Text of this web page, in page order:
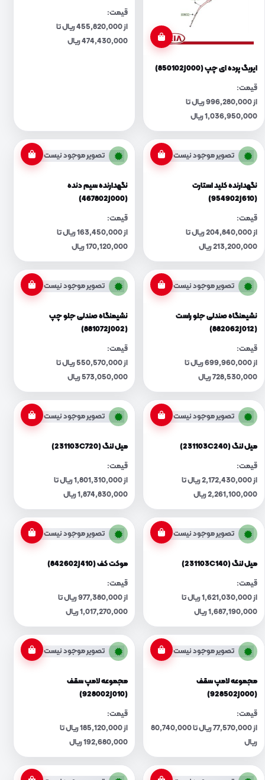
ایربگ پرده ای چپ (850102J000)
قیمت:
از 996,280,000 ریال تا
1,036,950,000 ریال
قیمت:
از 455,820,000 ریال تا
474,430,000 ریال
تصویر موجود نیست
نگهدارنده کلید استارت
(954902J610)
قیمت:
از 204,840,000 ریال تا
213,200,000 ریال
تصویر موجود نیست
نگهدارنده سیم دنده
(467802J000)
قیمت:
از 163,450,000 ریال تا
170,120,000 ریال
تصویر موجود نیست
نشیمنگاه صندلی جلو راست
(882062J012)
قیمت:
از 699,960,000 ریال تا
728,530,000 ریال
تصویر موجود نیست
نشیمنگاه صندلی جلو چپ
(881072J002)
قیمت:
از 550,570,000 ریال تا
573,050,000 ریال
تصویر موجود نیست
میل لنگ (231103C240)
قیمت:
از 2,172,430,000 ریال تا
2,261,100,000 ریال
تصویر موجود نیست
میل لنگ (231103C720)
قیمت:
از 1,801,310,000 ریال تا
1,874,830,000 ریال
تصویر موجود نیست
میل لنگ (231103C140)
قیمت:
از 1,621,030,000 ریال تا
1,687,190,000 ریال
تصویر موجود نیست
موکت کف (842602J410)
قیمت:
از 977,380,000 ریال تا
1,017,270,000 ریال
تصویر موجود نیست
مجموعه لامپ سقف
(928502J000)
قیمت:
از 77,570,000 ریال تا 80,740,000
ریال
تصویر موجود نیست
مجموعه لامپ سقف
(928002J010)
قیمت:
از 185,120,000 ریال تا
192,680,000 ریال